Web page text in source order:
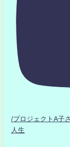
/プロジェクトA子
人生